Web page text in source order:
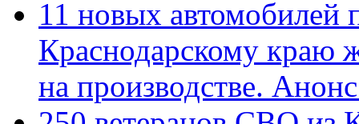
11 новых автомобилей
Краснодарскому краю
на производстве.